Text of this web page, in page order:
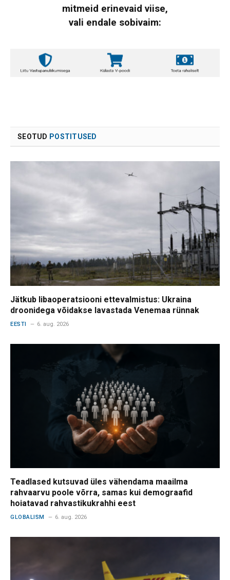
mitmeid erinevaid viise,
vali endale sobivaim:
SEOTUD POSTITUSED
Jätkub libaoperatsiooni ettevalmistus: Ukraina
droonidega võidakse lavastada Venemaa rünnak
EESTI 6. aug. 2026
Teadlased kutsuvad üles vähendama maailma
rahvaarvu poole võrra, samas kui demograafid
hoiatavad rahvastikukrahhi eest
GLOBALISM 6. aug. 2026